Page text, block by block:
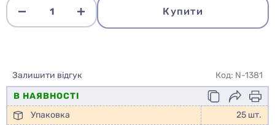
Купити
Залишити відгук
Код: N-1381
В НАЯВНОСТІ
Упаковка
25 шт.